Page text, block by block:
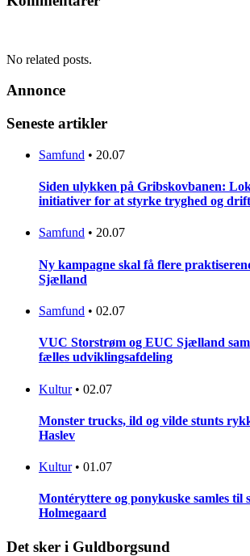
No related posts.
Annonce
Seneste artikler
Samfund • 20.07
Siden ulykken på Gribskovbanen:
initiativer for at styrke tryghed og drift
Samfund • 20.07
Ny kampagne skal få flere
Sjælland
Samfund • 02.07
VUC Storstrøm og EUC Sjælland
fælles udviklingsafdeling
Kultur • 02.07
Monster trucks, ild og vilde stunts
Haslev
Kultur • 01.07
Montéryttere og ponykuske samles til
Holmegaard
Det sker i Guldborgsund